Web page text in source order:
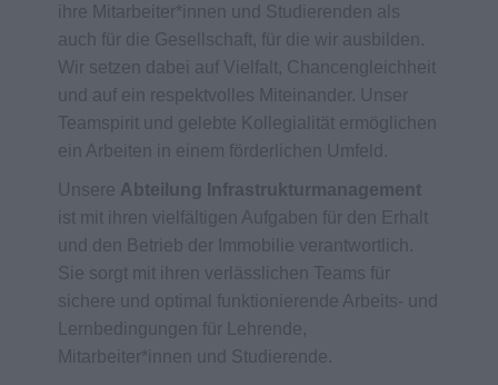
ihre Mitarbeiter*innen und Studierenden als
auch für die Gesellschaft, für die wir ausbilden.
Wir setzen dabei auf Vielfalt, Chancengleichheit
und auf ein respektvolles Miteinander. Unser
Teamspirit und gelebte Kollegialität ermöglichen
ein Arbeiten in einem förderlichen Umfeld.
Unsere Abteilung Infrastrukturmanagement
ist mit ihren vielfältigen Aufgaben für den Erhalt
und den Betrieb der Immobilie verantwortlich.
Sie sorgt mit ihren verlässlichen Teams für
sichere und optimal funktionierende Arbeits- und
Lernbedingungen für Lehrende,
Mitarbeiter*innen und Studierende.